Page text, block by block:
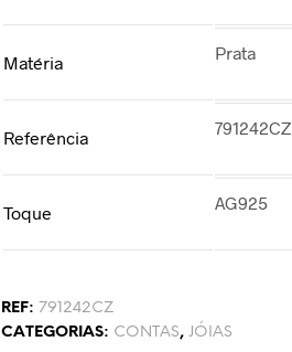
Matéria Prata
Referência 791242CZ
Toque AG925
REF: 791242CZ
CATEGORIAS: CONTAS, JÓIAS